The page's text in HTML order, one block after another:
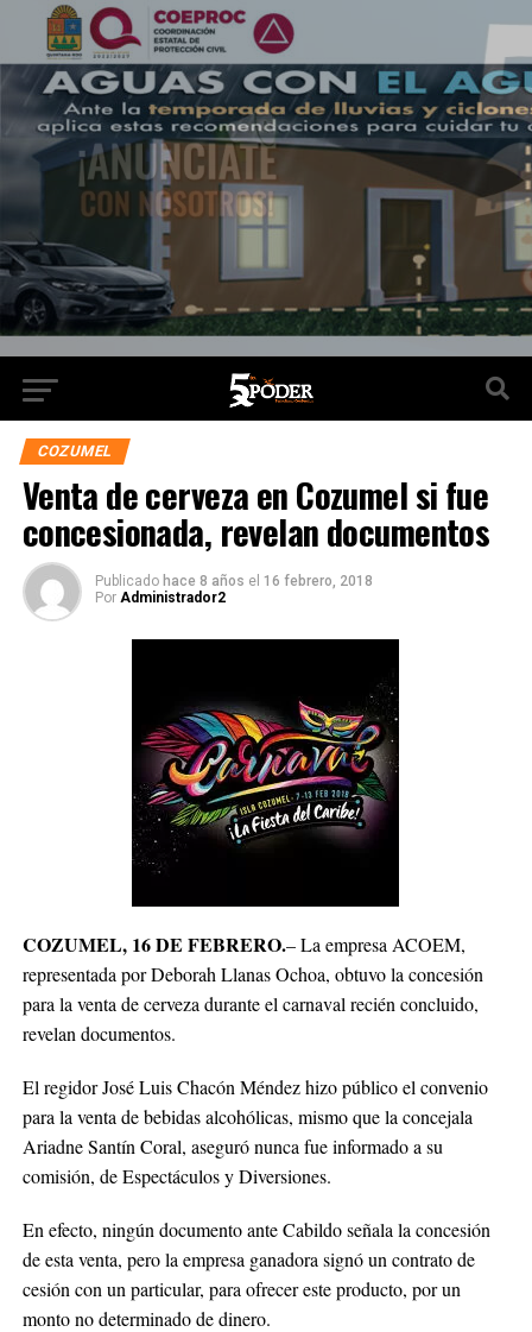
COZUMEL
Venta de cerveza en Cozumel si fue
concesionada, revelan documentos
Publicado hace 8 años el 16 febrero, 2018
Por Administrador2
COZUMEL, 16 DE FEBRERO.– La empresa ACOEM,
representada por Deborah Llanas Ochoa, obtuvo la concesión
para la venta de cerveza durante el carnaval recién concluido,
revelan documentos.
El regidor José Luis Chacón Méndez hizo público el convenio
para la venta de bebidas alcohólicas, mismo que la concejala
Ariadne Santín Coral, aseguró nunca fue informado a su
comisión, de Espectáculos y Diversiones.
En efecto, ningún documento ante Cabildo señala la concesión
de esta venta, pero la empresa ganadora signó un contrato de
cesión con un particular, para ofrecer este producto, por un
monto no determinado de dinero.